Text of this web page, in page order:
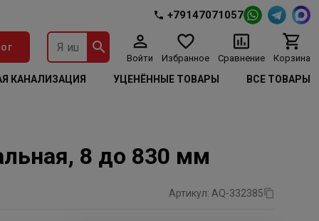
+79147071057
Войти Избранное Сравнение Корзина
КАНАЛИЗАЦИЯ УЦЕНЁННЫЕ ТОВАРЫ ВСЕ ТОВАРЫ
8 до 830 мм
Артикул: AQ-332385